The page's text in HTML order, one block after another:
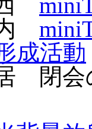
成活動
閉会